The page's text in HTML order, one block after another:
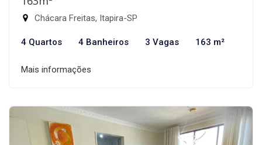
Chácara Freitas, Itapira-SP
4 Quartos 4 Banheiros 3 Vagas 163 m²
Mais informações